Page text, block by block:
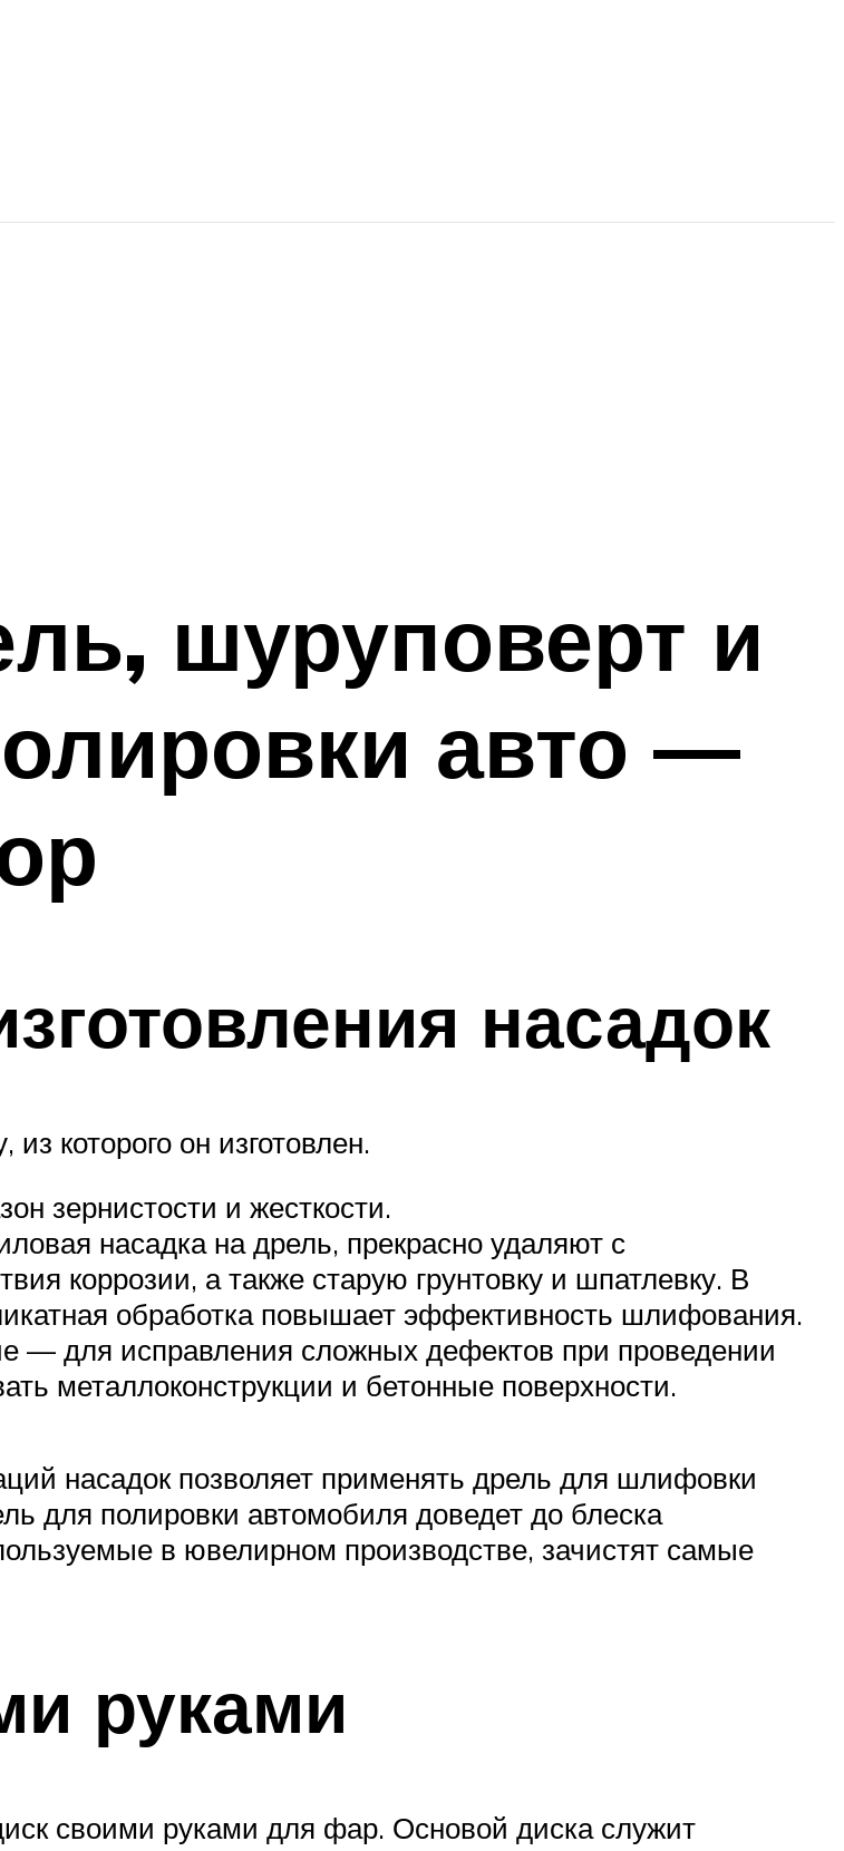
шуруповерт и
авто —
насадок
которого он изготовлен.
зернистости и жесткости.
насадка на дрель, прекрасно удаляют с
коррозии, а также старую грунтовку и шпатлевку. В
обработка повышает эффективность шлифования.
для исправления сложных дефектов при проведении
металлоконструкции и бетонные поверхности.
насадок позволяет применять дрель для шлифовки
для полировки автомобиля доведет до блеска
в ювелирном производстве, зачистят самые
руками
своими руками для фар. Основой диска служит